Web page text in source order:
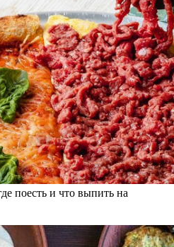
поесть и что выпить на